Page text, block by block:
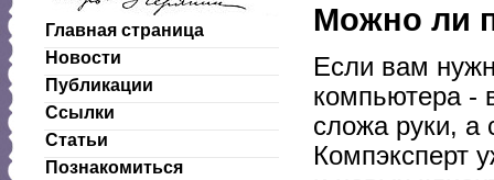
Главная страница
Новости
Публикации
Ссылки
Статьи
Познакомиться
Можно ли
Если вам
компьютера -
сложа руки, а
Компэксперт